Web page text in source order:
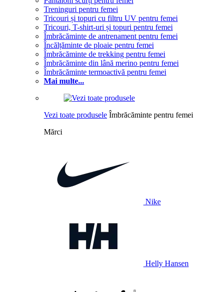
Treninguri pentru femei
Tricouri și topuri cu filtru UV pentru femei
Tricouri, T-shirt-uri și topuri pentru femei
Îmbrăcăminte de antrenament pentru femei
Încălțăminte de ploaie pentru femei
Îmbrăcăminte de trekking pentru femei
Îmbrăcăminte din lână merino pentru femei
Îmbrăcăminte termoactivă pentru femei
Mai multe...
Vezi toate produsele Îmbrăcăminte pentru femei
Mărci
Nike
Helly Hansen